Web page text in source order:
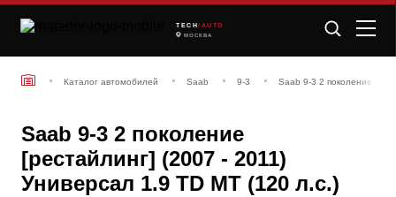
TECH /AUTO
МОСКВА
Каталог автомобилей Saab 9-3 Saab 9-3 2 поколение
Saab 9-3 2 поколение
[рестайлинг] (2007 - 2011)
Универсал 1.9 TD MT (120 л.с.)